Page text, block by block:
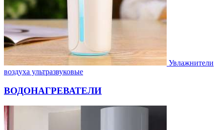
Увлажнители
воздуха ультразвуковые
ВОДОНАГРЕВАТЕЛИ